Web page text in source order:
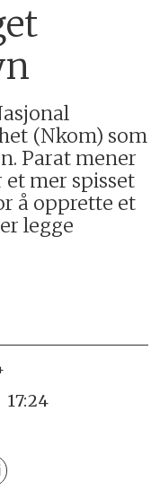
(Nkom) som
Parat mener
mer spisset
å opprette et
legge
17:24